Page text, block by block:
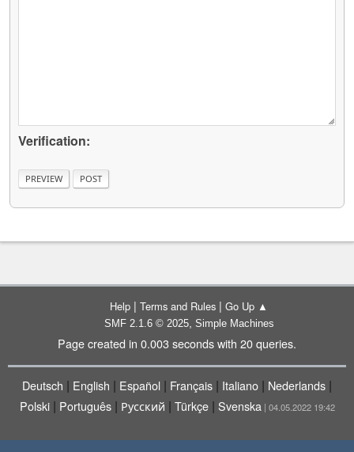
Verification:
Help | Terms and Rules | Go Up ▲
SMF 2.1.6 © 2025, Simple Machines
Page created in 0.003 seconds with 20 queries.
Deutsch | English | Español | Français | Italiano | Nederlands |
Polski| Português| Русский | Türkçe| Svenska | 04.05.2022 19:42